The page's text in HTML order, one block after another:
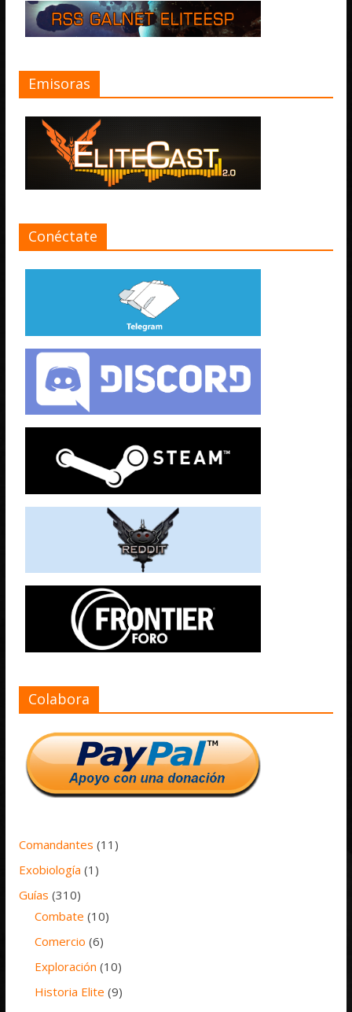
Emisoras
Conéctate
Colabora
Comandantes (11)
Exobiología (1)
Guías (310)
Combate (10)
Comercio (6)
Exploración (10)
Historia Elite (9)